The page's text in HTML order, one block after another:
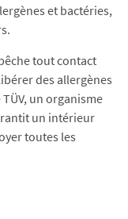
et bactéries,
tout contact
des allergènes
un organisme
un intérieur
toutes les